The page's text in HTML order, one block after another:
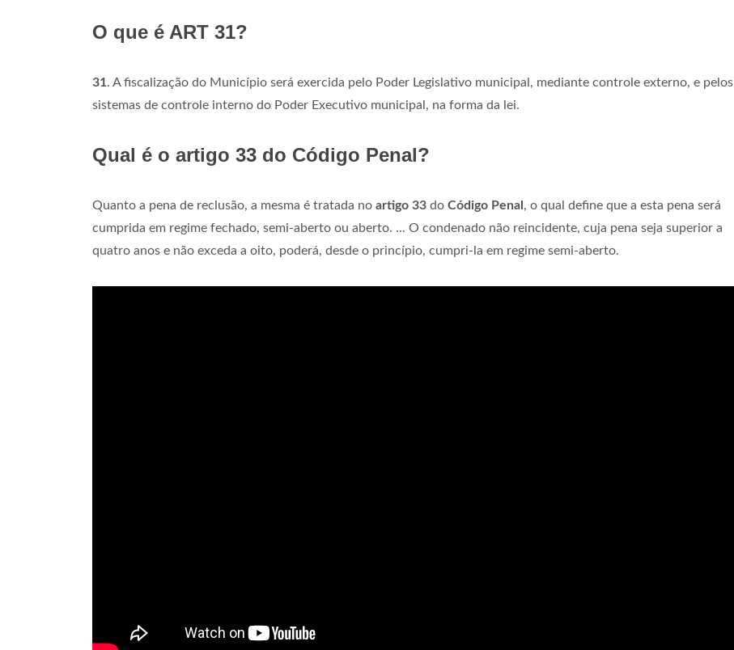
O que é ART 31?
31. A fiscalização do Município será exercida pelo Poder Legislativo municipal, mediante controle externo, e pelos
sistemas de controle interno do Poder Executivo municipal, na forma da lei.
Qual é o artigo 33 do Código Penal?
Quanto a pena de reclusão, a mesma é tratada no artigo 33 do Código Penal , o qual define que a esta pena será
cumprida em regime fechado, semi-aberto ou aberto. ... O condenado não reincidente, cuja pena seja superior a
quatro anos e não exceda a oito, poderá, desde o princípio, cumpri-la em regime semi-aberto.